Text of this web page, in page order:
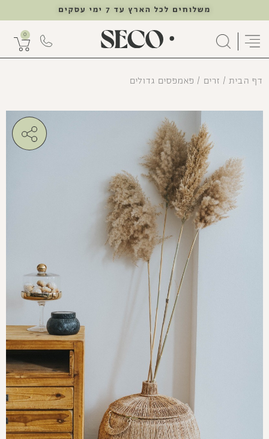
משלוחים לכל הארץ עד 7 ימי עסקים
0
דף הבית/ זרים / פאמפסים גדולים